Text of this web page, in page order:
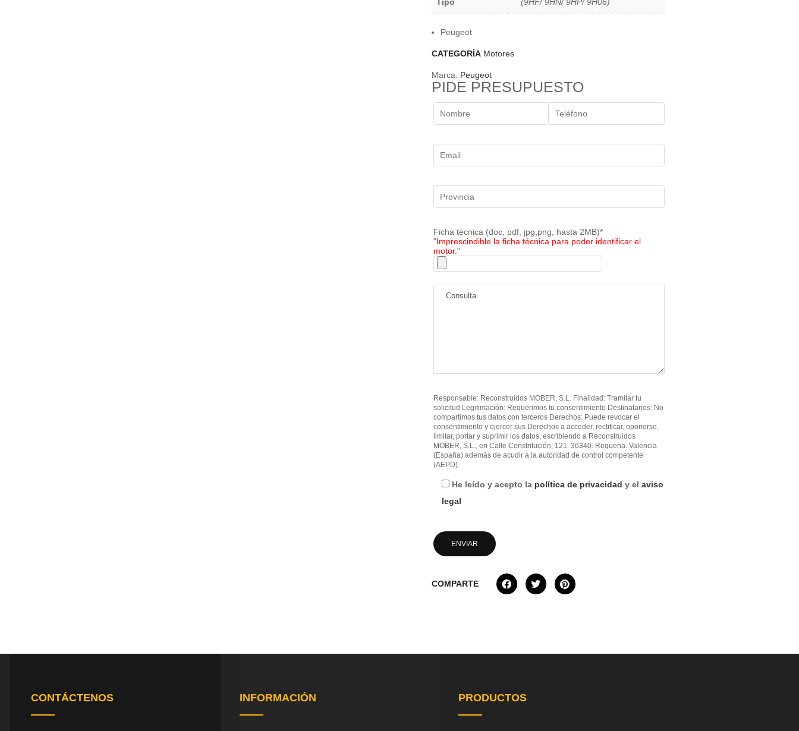
Tipo (9HF/ 9HN/ 9HP/ 9H06)
Peugeot
CATEGORÍA Motores
Marca: Peugeot
PIDE PRESUPUESTO
Ficha técnica (doc, pdf, jpg,png, hasta 2MB)*
"Imprescindible la ficha técnica para poder identificar el
motor."
Responsable: Reconstruidos MOBER, S.L. Finalidad: Tramitar tu
solicitud Legitimación: Requerimos tu consentimiento Destinatarios: No
compartimos tus datos con terceros Derechos: Puede revocar el
consentimiento y ejercer sus Derechos a acceder, rectificar, oponerse,
limitar, portar y suprimir los datos, escribiendo a Reconstruidos
MOBER, S.L., en Calle Constritución, 121. 36340. Requena. Valencia
(España) además de acudir a la autoridad de control competente
(AEPD).
He leído y acepto la política de privacidad y el aviso
legal
COMPARTE
CONTÁCTENOS INFORMACIÓN PRODUCTOS